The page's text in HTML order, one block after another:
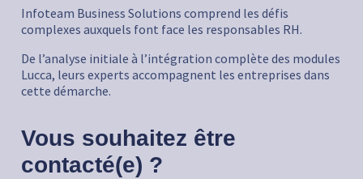
Infoteam Business Solutions comprend les défis
complexes auxquels font face les responsables RH.
De l’analyse initiale à l’intégration complète des modules
Lucca, leurs experts accompagnent les entreprises dans
cette démarche.
Vous souhaitez être
contacté(e) ?